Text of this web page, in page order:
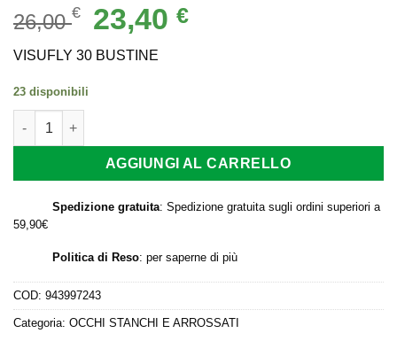
26,00€
Il
prezzo
originale
23,40€Il
VISUFLY 30 BUSTINE
23 disponibili
VISUFLY 30 BUSTINE quantità
AGGIUNGI AL CARRELLO
Spedizione gratuita: Spedizione gratuita sugli ordini superiori a
59,90€
Politica di Reso: per saperne di più
COD: 943997243
Categoria: OCCHI STANCHI E ARROSSATI